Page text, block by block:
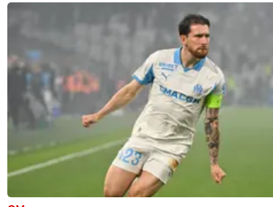
flaco75-reviens-l-o
C’est surtout qu’ils en savent bien plus que nous
sujet… ils ont vécu avec Henriette à l’époque…
+ Répondre